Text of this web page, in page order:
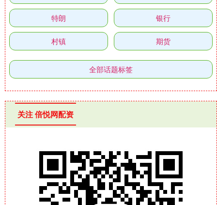
特朗 银行
村镇 期货
全部话题标签
关注 倍悦网配资